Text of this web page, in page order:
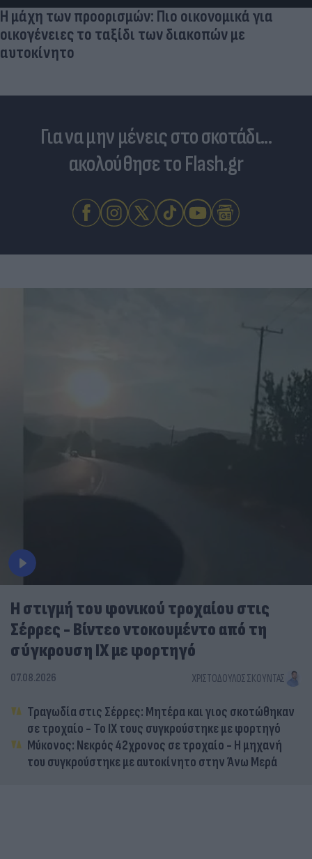
Για να μην μένεις στο σκοτάδι...
ακολούθησε το Flash.gr
Η στιγμή του φονικού τροχαίου στις
Σέρρες - Βίντεο ντοκουμέντο από τη
σύγκρουση ΙΧ με φορτηγό
07.08.2026 ΧΡΙΣΤΌΔΟΥΛΟΣ ΣΚΟΎΝΤΑΣ
Τραγωδία στις Σέρρες: Μητέρα και γιος σκοτώθηκαν
σε τροχαίο - Το ΙΧ τους συγκρούστηκε με φορτηγό
Μύκονος: Νεκρός 42χρονος σε τροχαίο - Η μηχανή
του συγκρούστηκε με αυτοκίνητο στην Άνω Μερά